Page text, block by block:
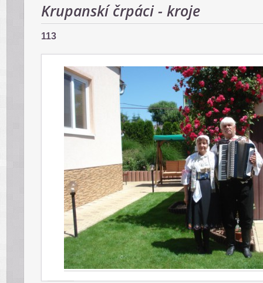
Krupanskí črpáci - kroje
113